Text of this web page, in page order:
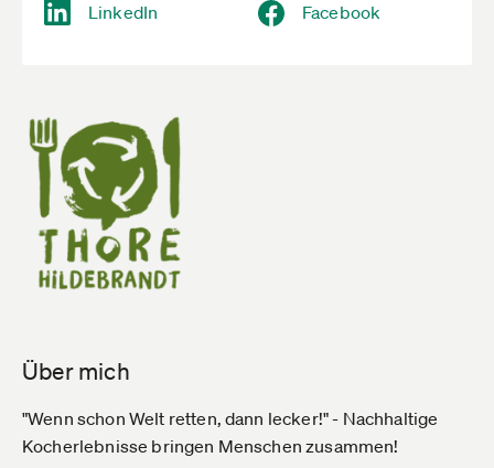
LinkedIn Facebook
Über mich
"Wenn schon Welt retten, dann lecker!" - Nachhaltige
Kocherlebnisse bringen Menschen zusammen!